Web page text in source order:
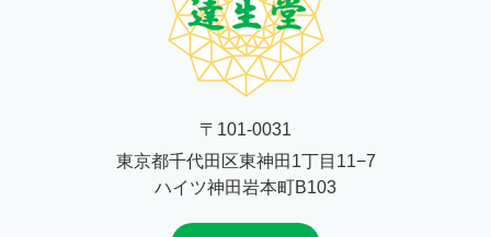
〒101-0031
東京都千代田区東神田1丁目11−7
ハイツ神田岩本町B103